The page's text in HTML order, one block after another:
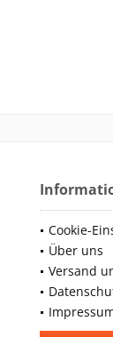
Cookie-
Über uns
Versand